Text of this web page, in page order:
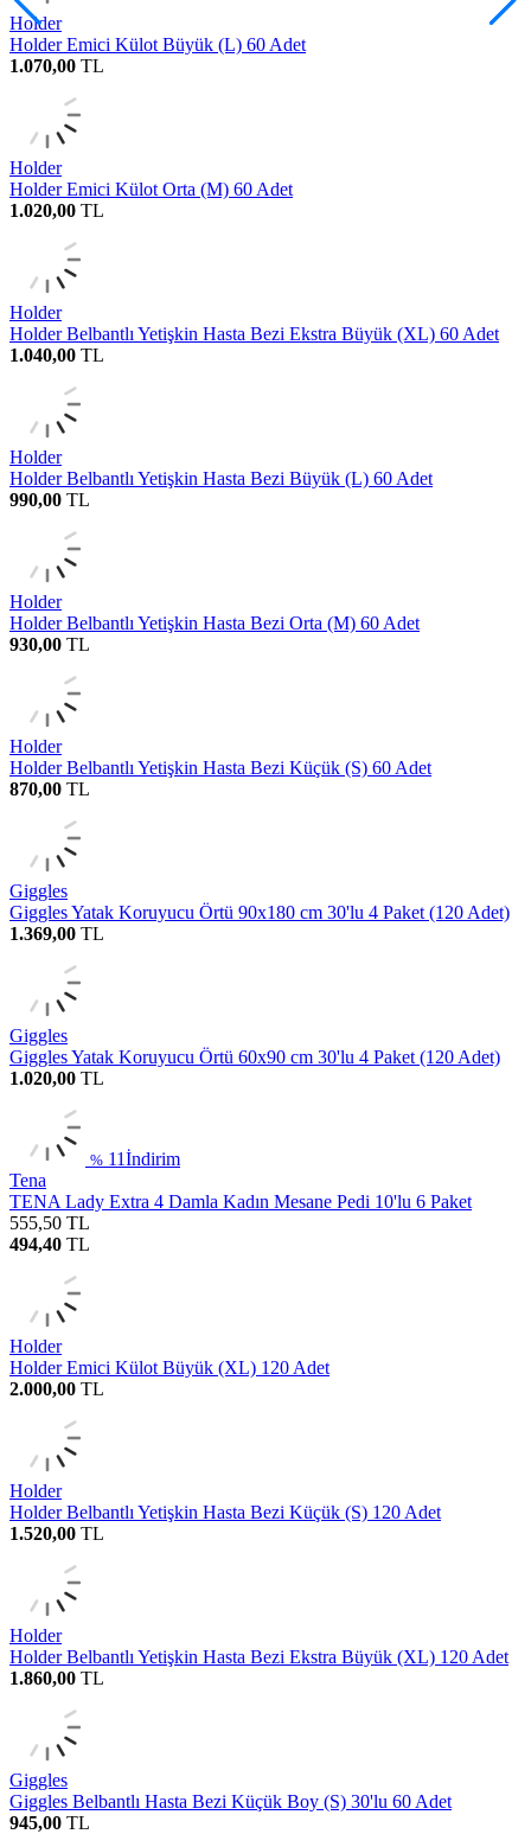
Holder
Holder Emici Külot Büyük (L) 60 Adet
1.070,00 TL
Holder
Holder Emici Külot Orta (M) 60 Adet
1.020,00 TL
Holder
Holder Belbantlı Yetişkin Hasta Bezi Ekstra Büyük (XL) 60 Adet
1.040,00 TL
Holder
Holder Belbantlı Yetişkin Hasta Bezi Büyük (L) 60 Adet
990,00 TL
Holder
Holder Belbantlı Yetişkin Hasta Bezi Orta (M) 60 Adet
930,00 TL
Holder
Holder Belbantlı Yetişkin Hasta Bezi Küçük (S) 60 Adet
870,00 TL
Giggles
Giggles Yatak Koruyucu Örtü 90x180 cm 30'lu 4 Paket (120 Adet)
1.369,00 TL
Giggles
Giggles Yatak Koruyucu Örtü 60x90 cm 30'lu 4 Paket (120 Adet)
1.020,00 TL
% 11İndirim
Tena
TENA Lady Extra 4 Damla Kadın Mesane Pedi 10'lu 6 Paket
555,50 TL
494,40 TL
Holder
Holder Emici Külot Büyük (XL) 120 Adet
2.000,00 TL
Holder
Holder Belbantlı Yetişkin Hasta Bezi Küçük (S) 120 Adet
1.520,00 TL
Holder
Holder Belbantlı Yetişkin Hasta Bezi Ekstra Büyük (XL) 120 Adet
1.860,00 TL
Giggles
Giggles Belbantlı Hasta Bezi Küçük Boy (S) 30'lu 60 Adet
945,00 TL